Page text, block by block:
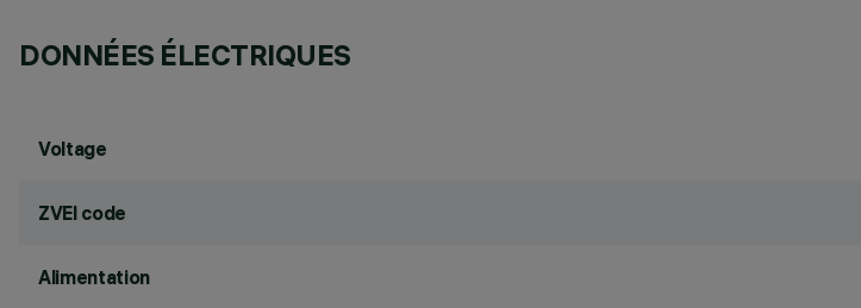
DONNÉES ÉLECTRIQUES
Voltage
ZVEI code
Alimentation